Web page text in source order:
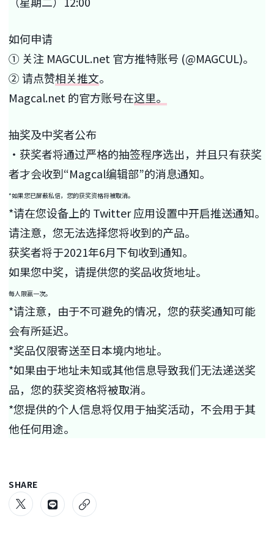
如何申请
① 关注 MAGCUL.net 官方推特账号 (@MAGCUL)。
② 请点赞相关推文。
Magcal.net 的官方账号在这里。
抽奖及中奖者公布
・获奖者将通过严格的抽签程序选出，并且只有获奖
者才会收到“Magcal编辑部”的消息通知。
*如果您已屏蔽私信，您的获奖资格将被取消。
*请在您设备上的 Twitter 应用设置中开启推送通知。
请注意，您无法选择您将收到的产品。
获奖者将于2021年6月下旬收到通知。
如果您中奖，请提供您的奖品收货地址。
每人限赢一次。
*请注意，由于不可避免的情况，您的获奖通知可能
会有所延迟。
*奖品仅限寄送至日本境内地址。
*如果由于地址未知或其他信息导致我们无法递送奖
品，您的获奖资格将被取消。
*您提供的个人信息将仅用于抽奖活动，不会用于其
他任何用途。
SHARE